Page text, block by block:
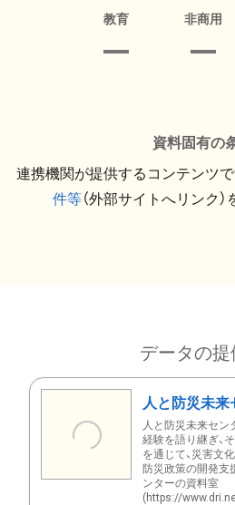
教育 非商用
資料固有の
連携機関が提供するコンテンツで
件等（外部サイトへリンク
データの提
人と防災未
人と防災未来セン
経験を語り継ぎ、
を通じて、災害文
防災政策の開発支
ンターの資料室
(https://